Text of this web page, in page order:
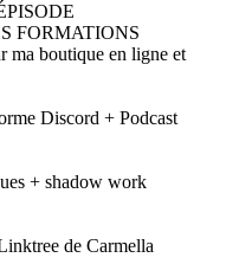
FORMATIONS
ma boutique en ligne et
Discord + Podcast
+ shadow work
de Carmella